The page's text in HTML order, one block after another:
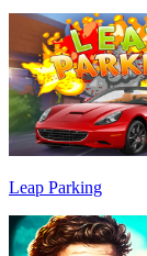
Leap Parking